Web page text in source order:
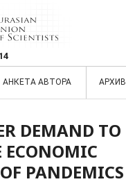
АНКЕТА АВТОРА АРХИВ
DEMAND TO
PANDEMICS